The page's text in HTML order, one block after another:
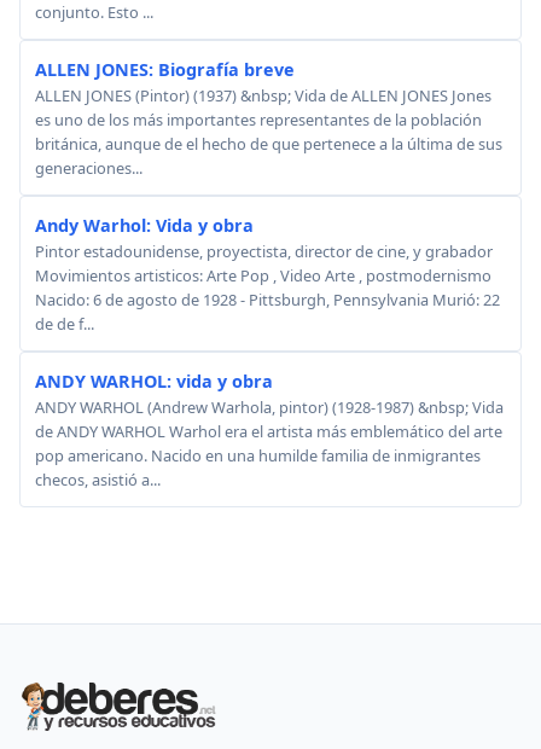
conjunto. Esto ...
ALLEN JONES: Biografía breve
ALLEN JONES (Pintor) (1937) &nbsp; Vida de ALLEN JONES Jones
es uno de los más importantes representantes de la población
británica, aunque de el hecho de que pertenece a la última de sus
generaciones...
Andy Warhol: Vida y obra
Pintor estadounidense, proyectista, director de cine, y grabador
Movimientos artisticos: Arte Pop , Video Arte , postmodernismo
Nacido: 6 de agosto de 1928 - Pittsburgh, Pennsylvania Murió: 22
de de f...
ANDY WARHOL: vida y obra
ANDY WARHOL (Andrew Warhola, pintor) (1928-1987) &nbsp; Vida
de ANDY WARHOL Warhol era el artista más emblemático del arte
pop americano. Nacido en una humilde familia de inmigrantes
checos, asistió a...